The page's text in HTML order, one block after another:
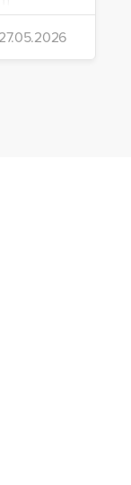
Vakıf,
Şam,
27.05.2026